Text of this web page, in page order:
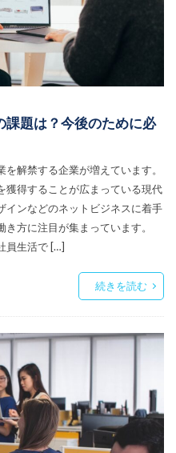
課題は？今後のために必
解禁する企業が増えています。
獲得することが広まっている現代
インなどのネットビジネスに着手
方に注目が集まっています。
員生活で […]
続きを読む